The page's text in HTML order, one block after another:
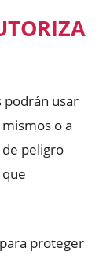
podrán usar
o a
peligro
proteger